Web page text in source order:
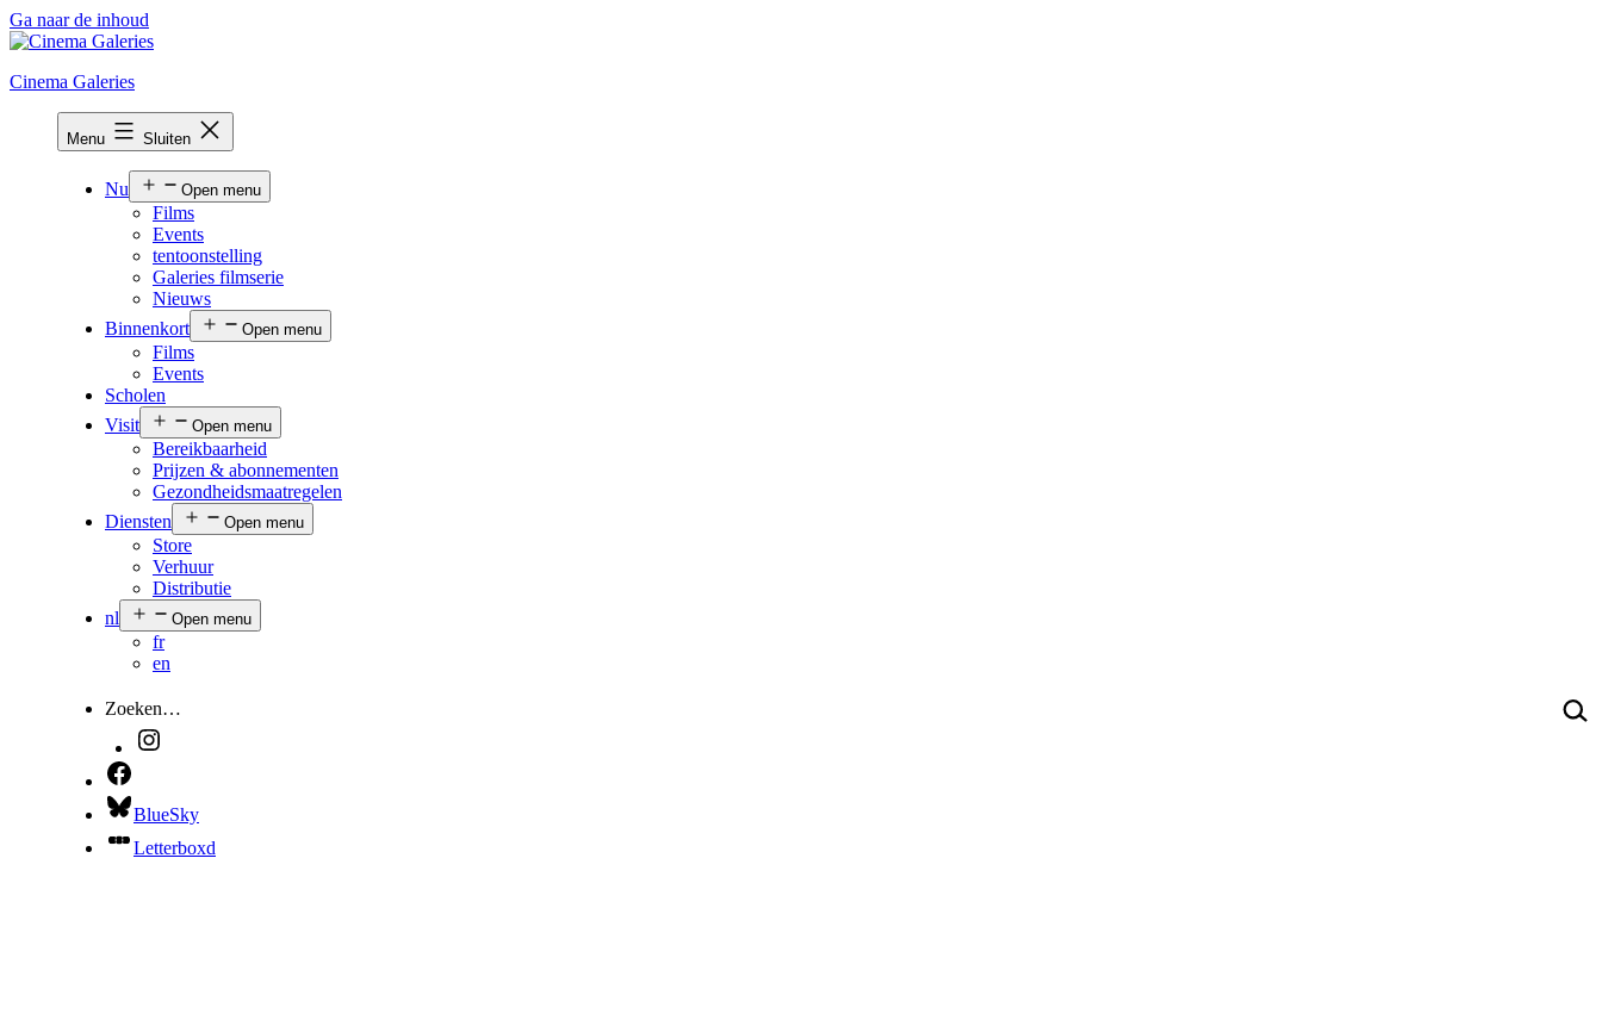
Ga naar de inhoud
Cinema Galeries
Menu Sluiten
Nu Open menu
Films
Events
tentoonstelling
Galeries filmserie
Nieuws
Binnenkort
Open menu
Films
Events
Scholen
Visit
Open menu
Bereikbaarheid
Prijzen & abonnementen
Gezondheidsmaatregelen
Diensten
Open menu
Store
Verhuur
Distributie
nl
Open menu
fr
en
Zoeken…
BlueSky
Letterboxd